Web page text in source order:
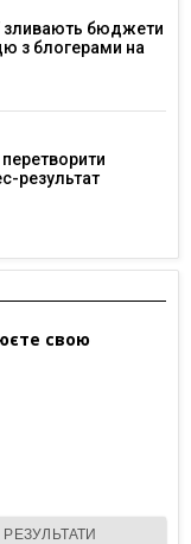
зливають бюджети
з блогерами на
результат
свою
РЕЗУЛЬТАТИ